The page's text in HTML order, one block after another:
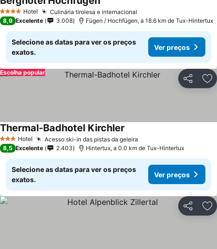
4 EstrelasHotel Culinária tirolesa e internacional
Ver preços
8,9 Excelente 3.008 Fügen / Hochfügen, a 18.6 km de Tux-Hintertux
Selecione as datas para ver os preços
exatos.
Ver preços
Partilhar
Escolha popular
3 EstrelasHotel Acesso ski-in das pistas da geleira
Thermal-Badhotel Kirchler
8,5 Excelente 2.403 Hintertux, a 0.0 km de Tux-Hintertux
Selecione as datas para ver os preços
exatos.
Ver preços
Partilhar